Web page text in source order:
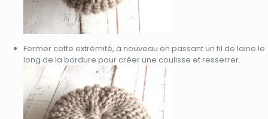
Fermer cette extrémité, à nouveau en passant un fil de laine le
long de la bordure pour créer une coulisse et resserrer.